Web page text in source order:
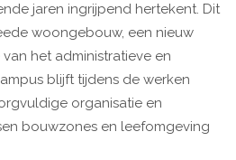
jaren ingrijpend hertekent. Dit
woongebouw, een nieuw
het administratieve en
blijft tijdens de werken
organisatie en
bouwzones en leefomgeving